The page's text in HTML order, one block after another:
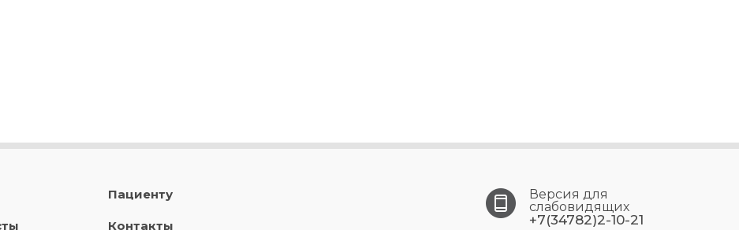
Пациенту
Контакты
Версия для
слабовидящих
+7(34782)2-10-21